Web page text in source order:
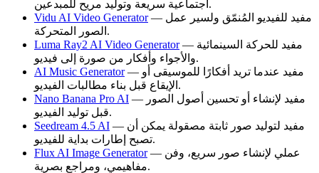
اجتماعية سريعة وتوليد مريح للمبدعين.
Vidu AI Video Generator— مفيد للفيديو المُنمّق ولسير عمل
الصور المتحركة.
Luma Ray2 AI Video Generator— مفيد للحركة السينمائية
والأجواء وأفكار من صورة إلى فيديو.
AI Music Generator— مفيد عندما تريد أفكارًا للموسيقى أو
الإيقاع قبل بناء مطالبات الفيديو.
Nano Banana Pro AI — مفيد لإنشاء أو تحسين أصول الصور
قبل توليد الفيديو.
Seedream 4.5 AI — مفيد لتوليد صور ثابتة مصقولة يمكن أن
تصبح إطارات بداية للفيديو.
Flux AI Image Generator— عملي لإنشاء صور سريع، وفن
مفاهيمي، ومراجع بصرية.